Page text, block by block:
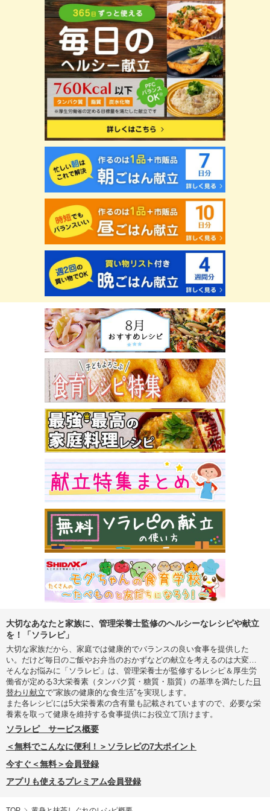
大切なあなたと家族に、管理栄養士監修のヘルシーなレシピや献立
を！「ソラレピ」
大切な家族だから、家庭では健康的でバランスの良い食事を提供した
い。だけど毎日のご飯やお弁当のおかずなどの献立を考えるのは大変…
そんなお悩みに「ソラレピ」は、管理栄養士が監修するレシピ＆厚生労
働省が定める3大栄養素（タンパク質・糖質・脂質）の基準を満たした 日
替わり献立で“家族の健康的な食生活”を実現します。
また各レシピには5大栄養素の含有量も記載されていますので、必要な栄
養素を取って健康を維持する食事提供にお役立て頂けます。
ソラレピ サービス概要
＜無料でこんなに便利！＞ソラレピの7大ポイント
今すぐ＜無料＞会員登録
アプリも使えるプレミアム会員登録